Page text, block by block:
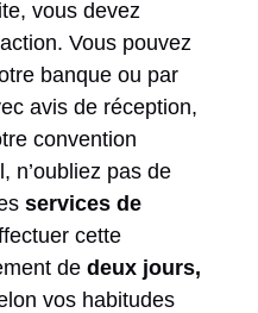
vous devez
Vous pouvez
banque ou par
avis de réception,
convention
n’oubliez pas de
services de
cette
de deux jours,
vos habitudes